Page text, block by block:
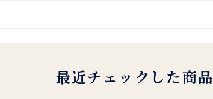
最近チェックした商品